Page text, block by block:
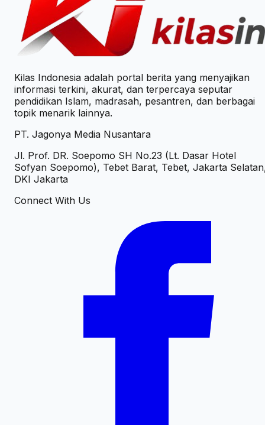
Kilas Indonesia adalah portal berita yang menyajikan
informasi terkini, akurat, dan terpercaya seputar
pendidikan Islam, madrasah, pesantren, dan berbagai
topik menarik lainnya.
PT. Jagonya Media Nusantara
Jl. Prof. DR. Soepomo SH No.23 (Lt. Dasar Hotel
Sofyan Soepomo), Tebet Barat, Tebet, Jakarta
DKI Jakarta
Connect With Us